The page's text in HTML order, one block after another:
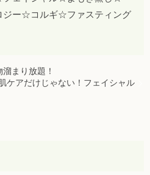
ジー☆コルギ☆ファスティング
まり放題！
ケアだけじゃない！フェイシャル